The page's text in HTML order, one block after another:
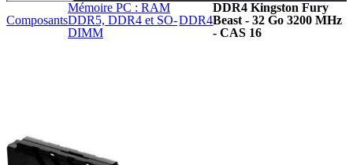
Composants
Mémoire PC : RAM
DDR5, DDR4 et SO-
DIMM
DDR4
DDR4 Kingston Fury
Beast - 32 Go 3200 MHz
- CAS 16